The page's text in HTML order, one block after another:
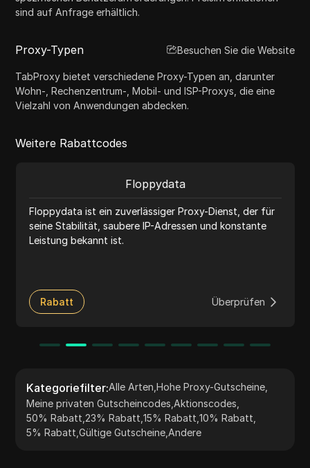
sind auf Anfrage erhältlich.
Proxy-Typen Besuchen Sie die Website
TabProxy bietet verschiedene Proxy-Typen an, darunter
Wohn-, Rechenzentrum-, Mobil- und ISP-Proxys, die eine
Vielzahl von Anwendungen abdecken.
Weitere Rabattcodes
Floppydata
Floppydata ist ein zuverlässiger Proxy-Dienst, der für
seine Stabilität, saubere IP-Adressen und konstante
Leistung bekannt ist.
Rabatt Überprüfen
Kategoriefilter:Alle Arten ,Hohe Proxy-Gutscheine
Meine privaten Gutscheincodes Aktionscodes
50% Rabatt 23% Rabatt ,15% Rabatt ,10% Rabatt
5% Rabatt ,Gültige Gutscheine Andere